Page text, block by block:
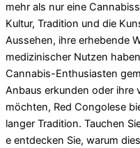
mehr als nur eine
Kultur, Tradition und die
Aussehen, ihre erhebende
medizinischer Nutzen
Cannabis-Enthusiasten
Anbaus erkunden oder ihre
möchten, Red Congolese
langer Tradition. Tauchen
e entdecken Sie, warum